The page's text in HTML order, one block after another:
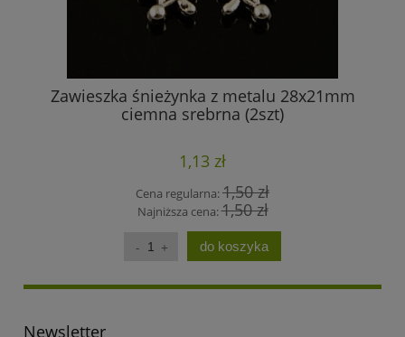
Zawieszka śnieżynka z metalu 28x21mm
ciemna srebrna (2szt)
1,13 zł
Cena regularna:1,50 zł
Najniższa cena:1,50 zł
do koszyka
Newsletter